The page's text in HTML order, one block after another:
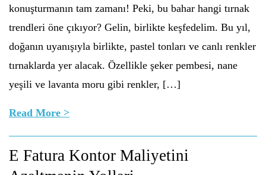
konuşturmanın tam zamanı! Peki, bu bahar hangi tırnak
trendleri öne çıkıyor? Gelin, birlikte keşfedelim. Bu yıl,
doğanın uyanışıyla birlikte, pastel tonları ve canlı renkler
tırnaklarda yer alacak. Özellikle şeker pembesi, nane
yeşili ve lavanta moru gibi renkler, […]
Read More >
E Fatura Kontor Maliyetini